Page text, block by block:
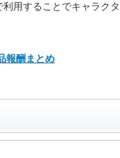
用することでキャラク
報酬まとめ